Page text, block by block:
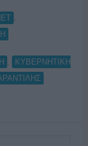
ΚΥΒΕΡΝΗΤΙΚΗ